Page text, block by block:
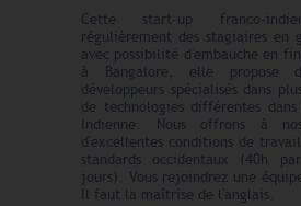
Cette start-up franco-
régulièrement des stagiaires en
avec possibilité d'embauche en
à Bangalore, elle propose
développeurs spécialisés dans
de technologies différentes
Indienne. Nous offrons à
d'excellentes conditions de
standards occidentaux (40h
jours). Vous rejoindrez une
Il faut la maîtrise de l'anglais.